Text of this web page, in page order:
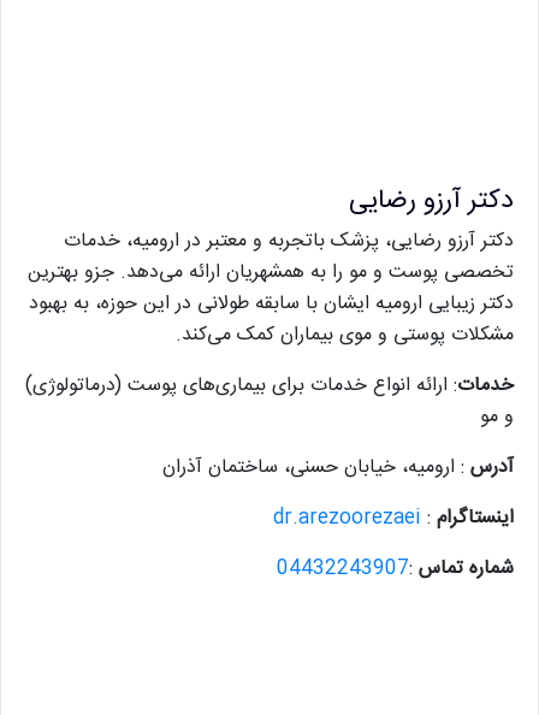
دکتر آرزو رضایی
دکتر آرزو رضایی، پزشک باتجربه و معتبر در ارومیه، خدمات
تخصصی پوست و مو را به همشهریان ارائه می‌دهد. جزو بهترین
دکتر زیبایی ارومیه ایشان با سابقه طولانی در این حوزه، به بهبود
مشکلات پوستی و موی بیماران کمک می‌کند.
خدمات: ارائه انواع خدمات برای بیماری‌های پوست (درماتولوژی)
و مو
آدرس : ارومیه، خیابان حسنی، ساختمان آذران
اینستاگرام :
dr.arezoorezaei
شماره تماس :
04432243907